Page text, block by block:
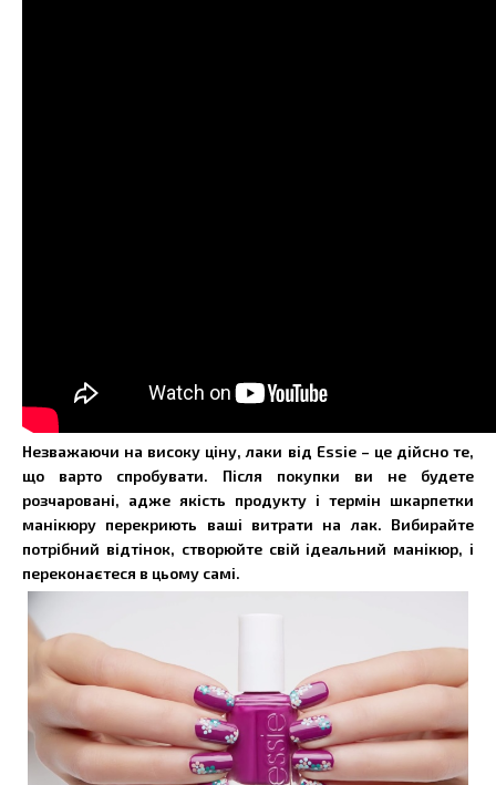
Незважаючи на високу ціну, лаки від Essie – це дійсно те,
що варто спробувати. Після покупки ви не будете
розчаровані, адже якість продукту і термін шкарпетки
манікюру перекриють ваші витрати на лак. Вибирайте
потрібний відтінок, створюйте свій ідеальний манікюр, і
переконаєтеся в цьому самі.